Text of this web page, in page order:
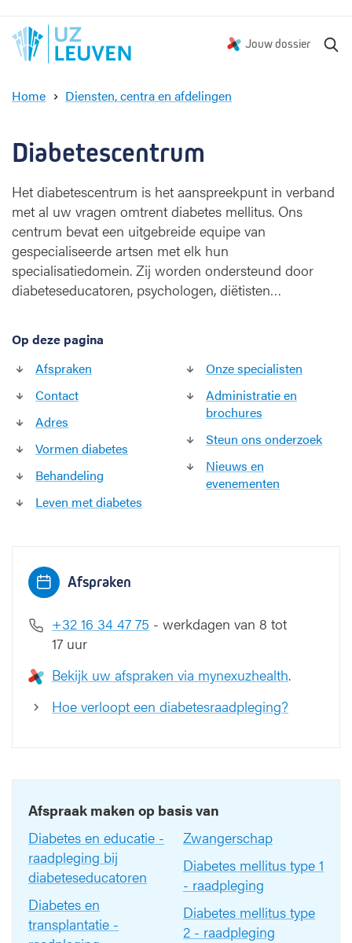
Jouw dossier
Home Diensten, centra en afdelingen
t
e
s
n
t
Diabetescentrum
Het diabetescentrum is het aanspreekpunt in verband
met al uw vragen omtrent diabetes mellitus. Ons
centrum bevat een uitgebreide equipe van
gespecialiseerde artsen met elk hun
specialisatiedomein. Zij worden ondersteund door
diabeteseducatoren, psychologen, diëtisten…
Op deze pagina
Afspraken
Contact
Adres
Vormen diabetes
Behandeling
Leven met diabetes
Onze specialisten
Administratie en
brochures
Steun ons onderzoek
Nieuws en
evenementen
Afspraken
+32 16 34 47 75 - werkdagen van 8 tot
17 uur
Bekijk uw afspraken via mynexuzhealth.
Hoe verloopt een diabetesraadpleging?
Afspraak maken op basis van
Diabetes en educatie -
raadpleging bij
diabeteseducatoren
Diabetes en
transplantatie -
Zwangerschap
Diabetes mellitus type 1
- raadpleging
Diabetes mellitus type
2 - raadpleging